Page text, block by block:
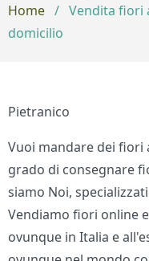
Home / Vendita fiori
domicilio
Pietranico
Vuoi mandare dei fiori
grado di consegnare
siamo Noi,
Vendiamo fiori online
ovunque in Italia e